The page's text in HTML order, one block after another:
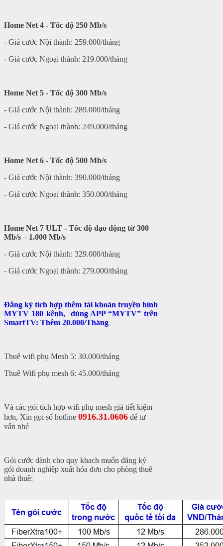
Home Net 4 - Tốc độ 250 Mb/s
- Giá cước Nội thành: 259.000/tháng
- Giá cước Ngoại thành: 219.000/tháng
Home Net 5 - Tốc độ 300 Mb/s
- Giá cước Nội thành: 289.000/tháng
- Giá cước Ngoại thành: 249.000/tháng
Home Net 6 - Tốc độ 500 Mb/s
- Giá cước Nội thành: 390.000/tháng
- Giá cước Ngoại thành: 350.000/tháng
Home Net 7 ULT - Tốc độ dạo động từ 300
Mb/s – 1.000 Mb/s
- Giá cước Nội thành: 329.000/tháng
- Giá cước Ngoại thành: 279.000/tháng
Đăng ký tích hợp thêm tài khoản truyền hình
MYTV 180 kênh, dùng APP “MYTV” trên
SmartTV: Thêm 20.000/Tháng
Thuê wifi phụ Mesh 5: 30.000/tháng
Thuê Wifi phụ mesh 6: 45.000/tháng
Và các gói tích hợp wifi phụ mesh giá tiết kiệm
hơn, Xin gọi số hotline 0916.31.0606 để tư
vấn nhé
Gói cước dành cho quy khach muốn đăng ký
gói doanh nghiệp xuất hóa đơn cho phòng thuê
nhà thuê: